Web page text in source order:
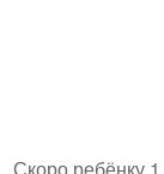
Скоро ребёнку